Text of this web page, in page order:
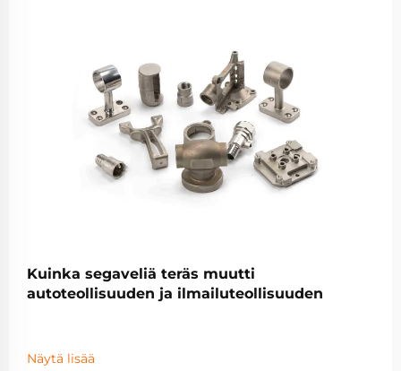
Kuinka segaveliä teräs muutti
autoteollisuuden ja ilmailuteollisuuden
Näytä lisää